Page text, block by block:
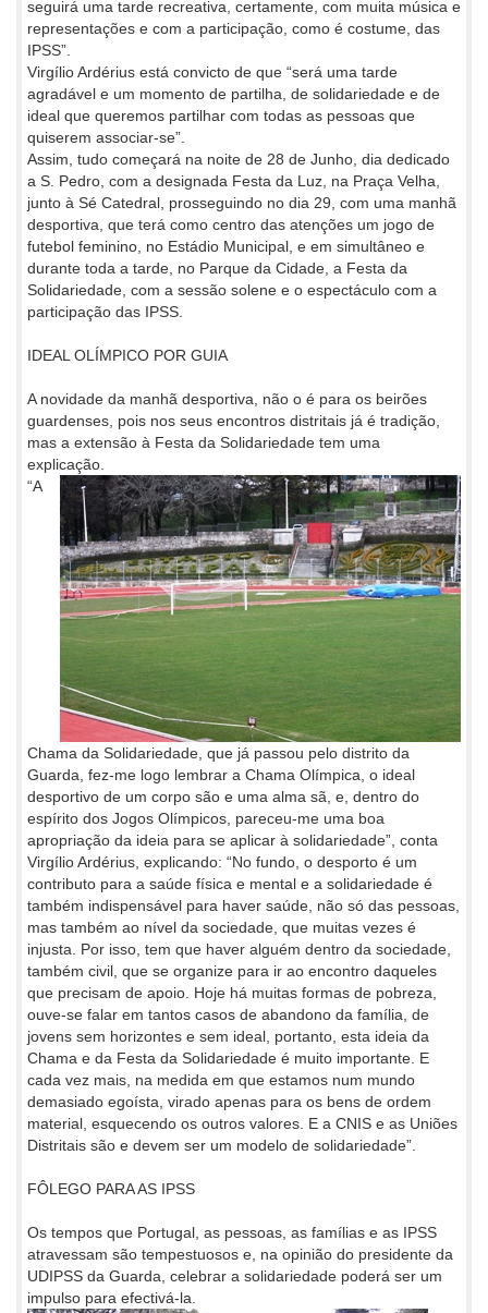
seguirá uma tarde recreativa, certamente, com muita música e
representações e com a participação, como é costume, das
IPSS”.
Virgílio Ardérius está convicto de que “será uma tarde
agradável e um momento de partilha, de solidariedade e de
ideal que queremos partilhar com todas as pessoas que
quiserem associar-se”.
Assim, tudo começará na noite de 28 de Junho, dia dedicado
a S. Pedro, com a designada Festa da Luz, na Praça Velha,
junto à Sé Catedral, prosseguindo no dia 29, com uma manhã
desportiva, que terá como centro das atenções um jogo de
futebol feminino, no Estádio Municipal, e em simultâneo e
durante toda a tarde, no Parque da Cidade, a Festa da
Solidariedade, com a sessão solene e o espectáculo com a
participação das IPSS.
IDEAL OLÍMPICO POR GUIA
A novidade da manhã desportiva, não o é para os beirões
guardenses, pois nos seus encontros distritais já é tradição,
mas a extensão à Festa da Solidariedade tem uma
explicação.
“A
Chama da Solidariedade, que já passou pelo distrito da
Guarda, fez-me logo lembrar a Chama Olímpica, o ideal
desportivo de um corpo são e uma alma sã, e, dentro do
espírito dos Jogos Olímpicos, pareceu-me uma boa
apropriação da ideia para se aplicar à solidariedade”, conta
Virgílio Ardérius, explicando: “No fundo, o desporto é um
contributo para a saúde física e mental e a solidariedade é
também indispensável para haver saúde, não só das pessoas,
mas também ao nível da sociedade, que muitas vezes é
injusta. Por isso, tem que haver alguém dentro da sociedade,
também civil, que se organize para ir ao encontro daqueles
que precisam de apoio. Hoje há muitas formas de pobreza,
ouve-se falar em tantos casos de abandono da família, de
jovens sem horizontes e sem ideal, portanto, esta ideia da
Chama e da Festa da Solidariedade é muito importante. E
cada vez mais, na medida em que estamos num mundo
demasiado egoísta, virado apenas para os bens de ordem
material, esquecendo os outros valores. E a CNIS e as Uniões
Distritais são e devem ser um modelo de solidariedade”.
FÔLEGO PARA AS IPSS
Os tempos que Portugal, as pessoas, as famílias e as IPSS
atravessam são tempestuosos e, na opinião do presidente da
UDIPSS da Guarda, celebrar a solidariedade poderá ser um
impulso para efectivá-la.